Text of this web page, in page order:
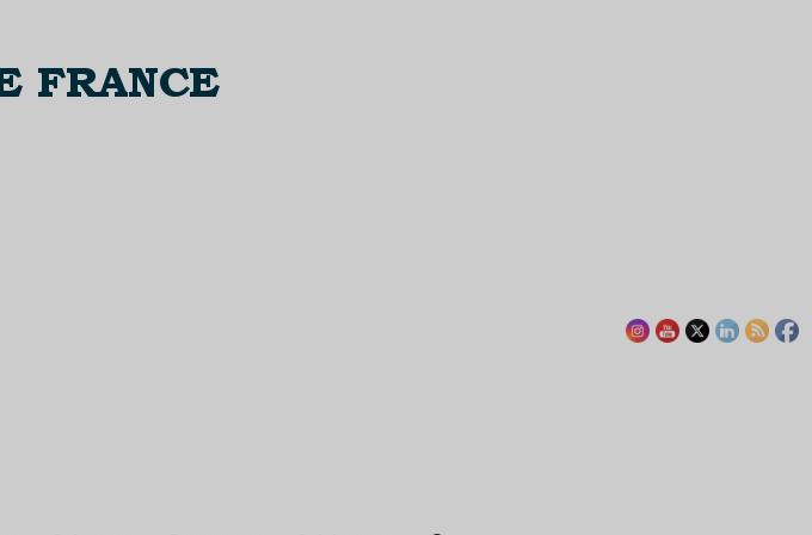
millions d’euros pour
renforcer sa souveraineté